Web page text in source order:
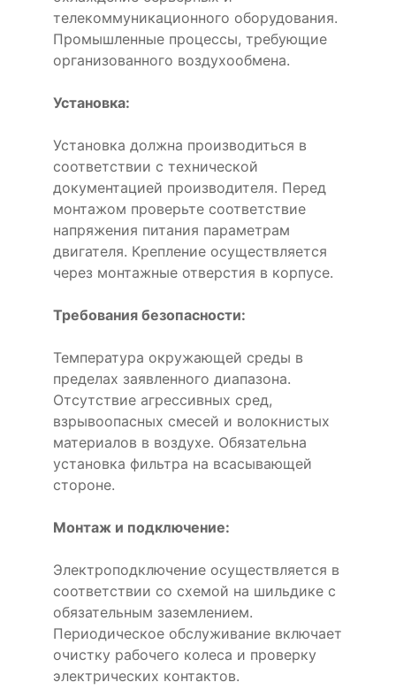
телекоммуникационного оборудования.
Промышленные процессы, требующие
организованного воздухообмена.
Установка:
Установка должна производиться в
соответствии с технической
документацией производителя. Перед
монтажом проверьте соответствие
напряжения питания параметрам
двигателя. Крепление осуществляется
через монтажные отверстия в корпусе.
Требования безопасности:
Температура окружающей среды в
пределах заявленного диапазона.
Отсутствие агрессивных сред,
взрывоопасных смесей и волокнистых
материалов в воздухе. Обязательна
установка фильтра на всасывающей
стороне.
Монтаж и подключение:
Электроподключение осуществляется в
соответствии со схемой на шильдике с
обязательным заземлением.
Периодическое обслуживание включает
очистку рабочего колеса и проверку
электрических контактов.